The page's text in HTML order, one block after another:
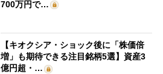
700万円で…
【キオクシア・ショック後に「株価倍
増」も期待できる注目銘柄5選】資産3
億円超・…